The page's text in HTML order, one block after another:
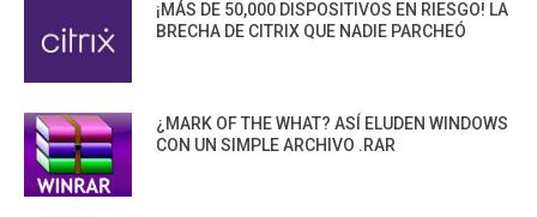
¡MÁS DE 50,000 DISPOSITIVOS EN RIESGO! LA
BRECHA DE CITRIX QUE NADIE PARCHEÓ
¿MARK OF THE WHAT? ASÍ ELUDEN WINDOWS
CON UN SIMPLE ARCHIVO .RAR